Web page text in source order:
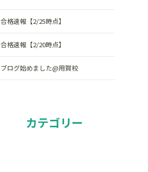
合格速報【2/25時点】
合格速報【2/20時点】
ブログ始めました@用賀校
カテゴリー